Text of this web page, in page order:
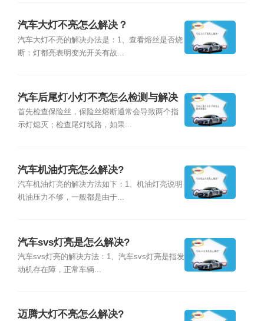
汽车大灯不亮怎么解决？
汽车大灯不亮的解决办法是：1、查看熔丝是否烧
断：灯都亮表明变光开关有故...
汽车后尾灯小灯不亮怎么检测与解决
首先检查保险丝，保险丝熔断通常会导致两个指
示灯熄灭；检查尾灯线路，如果...
汽车机油灯亮怎么解决?
汽车机油灯亮的解决方法如下：1、机油灯亮说明
机油压力不够，一般都是由于...
汽车svs灯亮是怎么解决?
汽车svs灯亮的解决方法：1、汽车svs灯亮是指发
动机存在障，正常车辆...
迈腾大灯不亮怎么解决?